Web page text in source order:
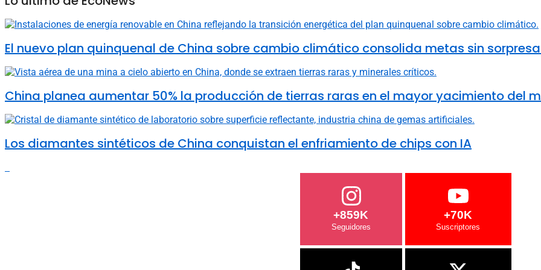
El nuevo plan quinquenal de China sobre cambio climático consolida metas sin
China planea aumentar 50% la producción de tierras raras en el mayor yacimiento del
Los diamantes sintéticos de China conquistan el enfriamiento de chips con IA
+859K +70K